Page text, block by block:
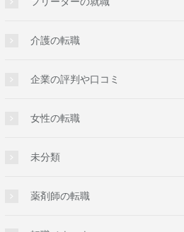
介護の転職
企業の評判や口コミ
女性の転職
未分類
薬剤師の転職